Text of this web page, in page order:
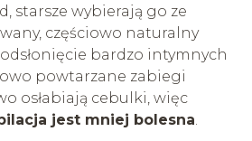
starsze wybierają go ze
częściowo naturalny
bardzo intymnych
powtarzane zabiegi
osłabiają cebulki, więc
jest mniej bolesna.